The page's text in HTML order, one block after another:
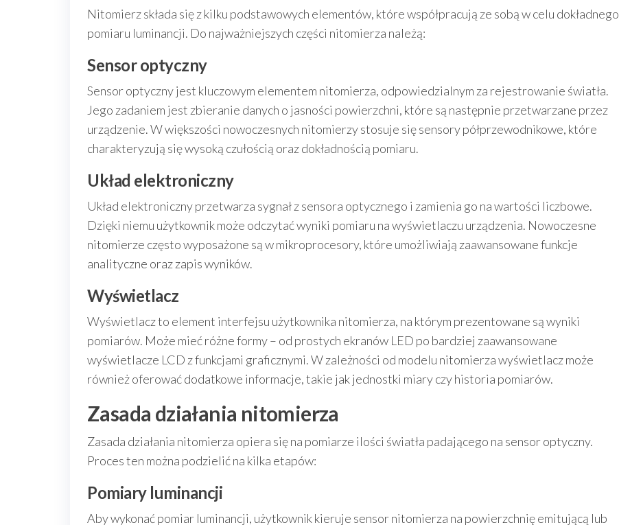
Nitomierz składa się z kilku podstawowych elementów, które współpracują ze sobą w celu dokładnego
pomiaru luminancji. Do najważniejszych części nitomierza należą:
Sensor optyczny
Sensor optyczny jest kluczowym elementem nitomierza, odpowiedzialnym za rejestrowanie światła.
Jego zadaniem jest zbieranie danych o jasności powierzchni, które są następnie przetwarzane przez
urządzenie. W większości nowoczesnych nitomierzy stosuje się sensory półprzewodnikowe, które
charakteryzują się wysoką czułością oraz dokładnością pomiaru.
Układ elektroniczny
Układ elektroniczny przetwarza sygnał z sensora optycznego i zamienia go na wartości liczbowe.
Dzięki niemu użytkownik może odczytać wyniki pomiaru na wyświetlaczu urządzenia. Nowoczesne
nitomierze często wyposażone są w mikroprocesory, które umożliwiają zaawansowane funkcje
analityczne oraz zapis wyników.
Wyświetlacz
Wyświetlacz to element interfejsu użytkownika nitomierza, na którym prezentowane są wyniki
pomiarów. Może mieć różne formy – od prostych ekranów LED po bardziej zaawansowane
wyświetlacze LCD z funkcjami graficznymi. W zależności od modelu nitomierza wyświetlacz może
również oferować dodatkowe informacje, takie jak jednostki miary czy historia pomiarów.
Zasada działania nitomierza
Zasada działania nitomierza opiera się na pomiarze ilości światła padającego na sensor optyczny.
Proces ten można podzielić na kilka etapów:
Pomiary luminancji
Aby wykonać pomiar luminancji, użytkownik kieruje sensor nitomierza na powierzchnię emitującą lub